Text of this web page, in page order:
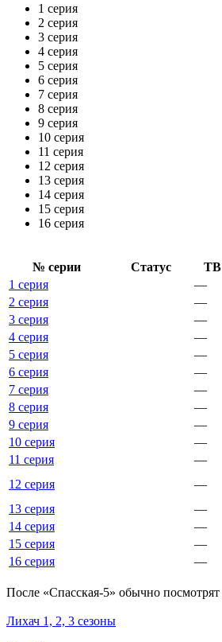
1 серия
2 серия
3 серия
4 серия
5 серия
6 серия
7 серия
8 серия
9 серия
10 серия
11 серия
12 серия
13 серия
14 серия
15 серия
16 серия
№ се­рии Ста­тус ТВ
1 серия
—
2 серия
—
3 серия
—
4 серия
—
5 серия
—
6 серия
—
7 серия
—
8 серия
—
9 серия
—
10 серия
—
11 серия
—
12 серия
—
13 серия
—
14 серия
—
15 серия
—
16 серия
—
По­сле «Спасская-5» обыч­но по­смот­рят
Лихач 1, 2, 3 сезоны